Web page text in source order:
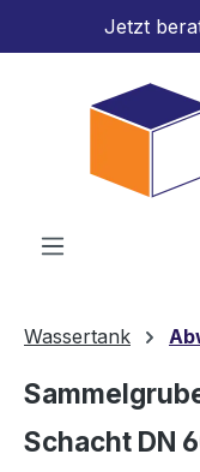
Zum Hauptinhalt
Jetzt
Wassertank
Schacht DN